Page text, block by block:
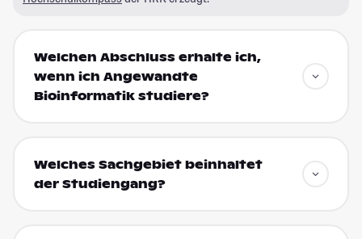
Welchen Abschluss erhalte ich,
wenn ich Angewandte
Bioinformatik studiere?
Welches Sachgebiet beinhaltet
der Studiengang?